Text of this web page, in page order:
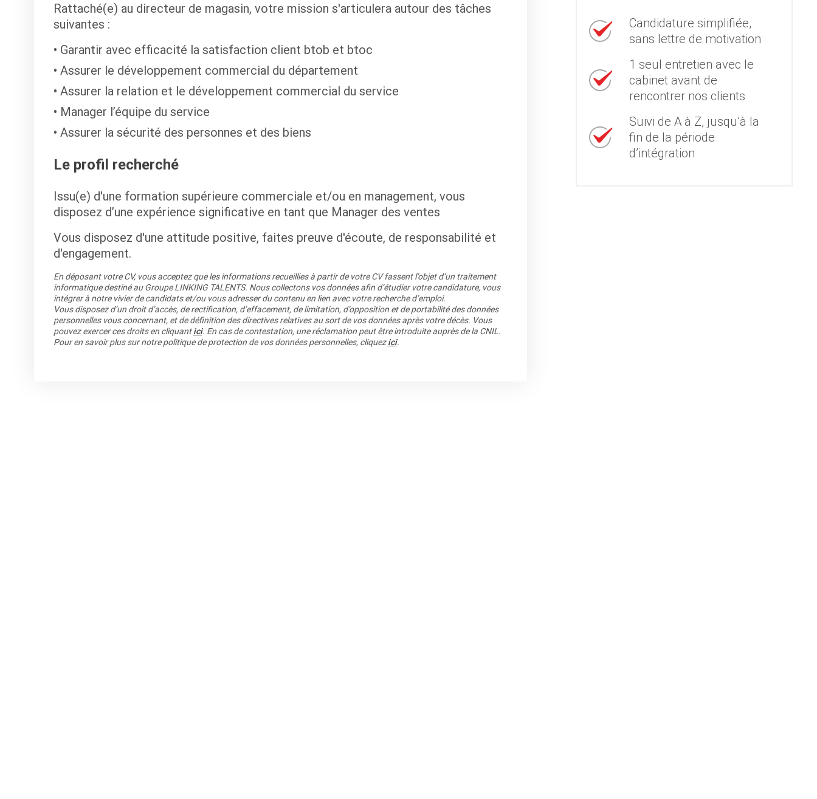
Rattaché(e) au directeur de magasin, votre mission s'articulera autour des tâches
suivantes :
Garantir avec efficacité la satisfaction client btob et btoc
Assurer le développement commercial du département
Assurer la relation et le développement commercial du service
Manager l’équipe du service
Assurer la sécurité des personnes et des biens
Le profil recherché
Issu(e) d'une formation supérieure commerciale et/ou en management, vous
disposez d’une expérience significative en tant que Manager des ventes
Vous disposez d'une attitude positive, faites preuve d'écoute, de responsabilité et
d'engagement.
En déposant votre CV, vous acceptez que les informations recueillies à partir de votre CV fassent l’objet d’un traitement
informatique destiné au Groupe LINKING TALENTS. Nous collectons vos données afin d’étudier votre candidature, vous
intégrer à notre vivier de candidats et/ou vous adresser du contenu en lien avec votre recherche d’emploi.
Vous disposez d’un droit d’accès, de rectification, d’effacement, de limitation, d’opposition et de portabilité des données
personnelles vous concernant, et de définition des directives relatives au sort de vos données après votre décès. Vous
pouvez exercer ces droits en cliquantici. En cas de contestation, une réclamation peut être introduite auprès de la CNIL.
Pour en savoir plus sur notre politique de protection de vos données personnelles, cliquezici.
Candidature simplifiée,
sans lettre de motivation
1 seul entretien avec le
cabinet avant de
rencontrer nos clients
Suivi de A à Z, jusqu’à la
fin de la période
d’intégration